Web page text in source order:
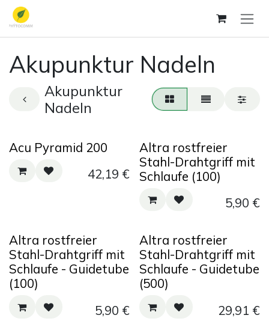
Zum Inhalt springen
Akupunktur Nadeln
Akupunktur
Nadeln
Acu Pyramid 200
42,19 €
Altra rostfreier
Stahl-Drahtgriff mit
Schlaufe (100)
5,90 €
Altra rostfreier
Stahl-Drahtgriff mit
Schlaufe - Guidetube
(100)
5,90 €
Altra rostfreier
Stahl-Drahtgriff mit
Schlaufe - Guidetube
(500)
29,91 €